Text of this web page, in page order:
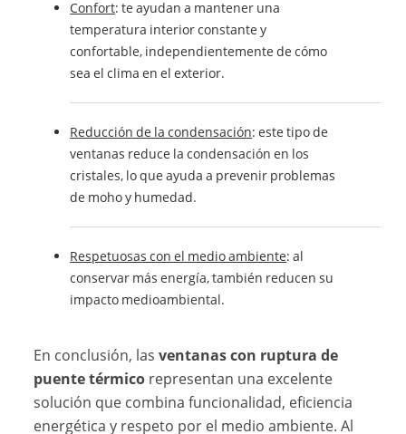
Confort: te ayudan a mantener una
temperatura interior constante y
confortable, independientemente de cómo
sea el clima en el exterior.
Reducción de la condensación: este tipo de
ventanas reduce la condensación en los
cristales, lo que ayuda a prevenir problemas
de moho y humedad.
Respetuosas con el medio ambiente: al
conservar más energía, también reducen su
impacto medioambiental.
En conclusión, lasventanas con ruptura de
puente térmico representan una excelente
solución que combina funcionalidad, eficiencia
energética y respeto por el medio ambiente. Al